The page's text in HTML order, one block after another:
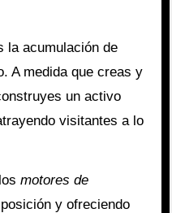
la acumulación de
A medida que creas y
un activo
visitantes a lo
motores de
y ofreciendo